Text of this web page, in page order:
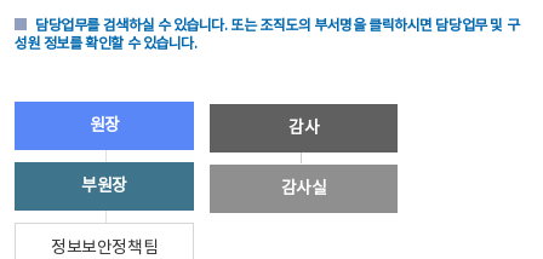
담당업무를 검색하실 수 있습니다. 또는 조직도의 부서명을 클릭하시면 담당업무 및 구
성원 정보를 확인할 수 있습니다.
원장
부원장
정보보안정책팀
감사
감사실